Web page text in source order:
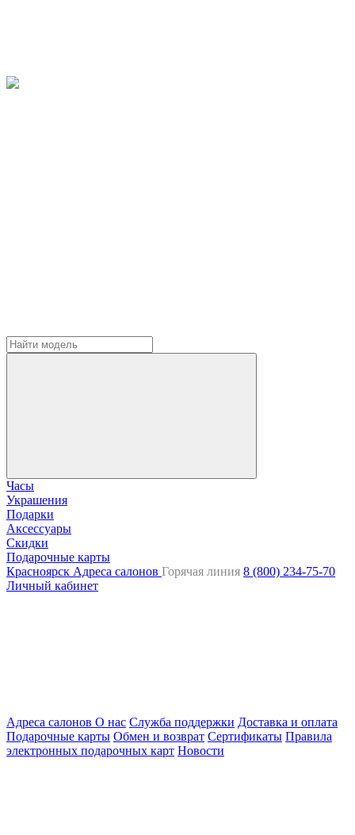
Часы
Украшения
Подарки
Аксессуары
Скидки
Подарочные карты
Красноярск Адреса салонов Горячая линия 8 (800) 234-75-70
Личный кабинет
Адреса салонов О нас Служба поддержки Доставка и оплата
Подарочные карты Обмен и возврат Сертификаты Правила
электронных подарочных карт Новости